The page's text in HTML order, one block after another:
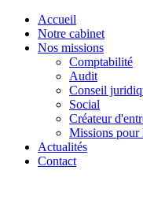
Accueil
Notre cabinet
Nos missions
Comptabilité
Audit
Conseil
Social
Créateur
Missions pour
Actualités
Contact